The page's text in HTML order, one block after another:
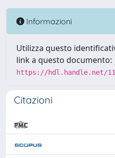
Informazioni
Utilizza questo
link a questo documento:
https://hdl.handle.net/
Citazioni